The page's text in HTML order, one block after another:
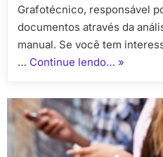
Grafotécnico, responsável
documentos através da
manual. Se você tem
… Continue lendo… “Perito
curso
gratuito:
o
que
»